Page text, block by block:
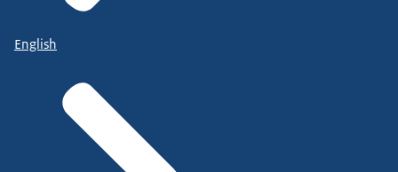
zodat de warmte binnenblijft. En verwarm en
hebben. Kijk of je kunt helpen met praktische
zaken of een powerbank om een telefoon op te
laden.
Wat doet de overheid?
English